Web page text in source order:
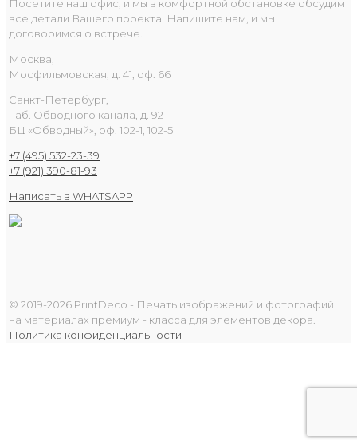
Посетите наш офис, и мы в комфортной обстановке обсудим
все детали Вашего проекта! Напишите нам, и мы
договоримся о встрече.
Москва,
Мосфильмовская, д. 41, оф. 66
Санкт-Петербург,
наб. Обводного канала, д. 92
БЦ «Обводный», оф. 102-1, 102-5
+7 (495) 532-23-39
+7 (921) 390-81-93
Написать в WHATSAPP
© 2019-2026 PrintDeco - Печать изображений и фотографий
на материалах премиум - класса для элементов декора.
Политика конфиденциальности